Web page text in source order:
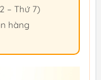
– Thứ 7)
hàng